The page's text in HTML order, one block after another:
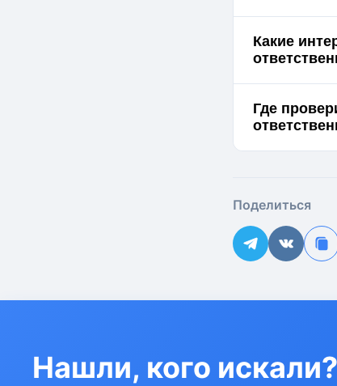
Какие
Где
Поделиться
Нашли, кого искали?